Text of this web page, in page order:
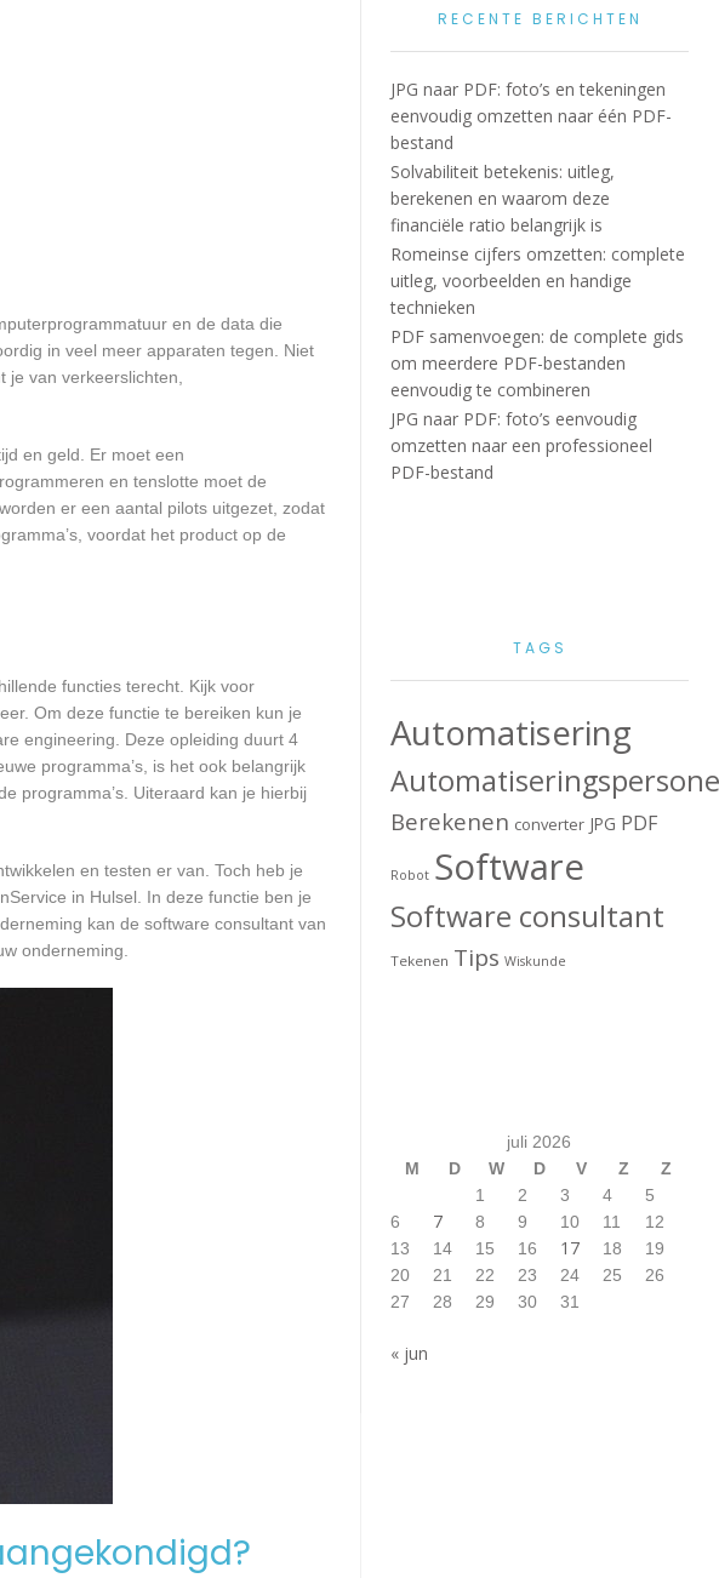
en de data die
in veel meer apparaten tegen. Niet
je van verkeerslichten,
en geld. Er moet een
en tenslotte moet de
er een aantal pilots uitgezet, zodat
voordat het product op de
functies terecht. Kijk voor
Om deze functie te bereiken kun je
engineering. Deze opleiding duurt 4
programma’s, is het ook belangrijk
programma’s. Uiteraard kan je hierbij
en testen er van. Toch heb je
in Hulsel. In deze functie ben je
kan de software consultant van
onderneming.
RECENTE BERICHTEN
JPG naar PDF: foto’s en tekeningen
eenvoudig omzetten naar één PDF-
bestand
Solvabiliteit betekenis: uitleg,
berekenen en waarom deze
financiële ratio belangrijk is
Romeinse cijfers omzetten: complete
uitleg, voorbeelden en handige
technieken
PDF samenvoegen: de complete gids
om meerdere PDF-bestanden
eenvoudig te combineren
JPG naar PDF: foto’s eenvoudig
omzetten naar een professioneel
PDF-bestand
TAGS
Automatisering
Berekenen converter JPG PDF
Robot Software
Software consultant
Tekenen Tips Wiskunde
juli 2026
M
D W D V Z
Z
1
2 3 4
5
6
7 8 9 10 11
12
13
14 15 16 17 18
19
20
21 22 23 24 25
26
27
28 29 30 31
« jun